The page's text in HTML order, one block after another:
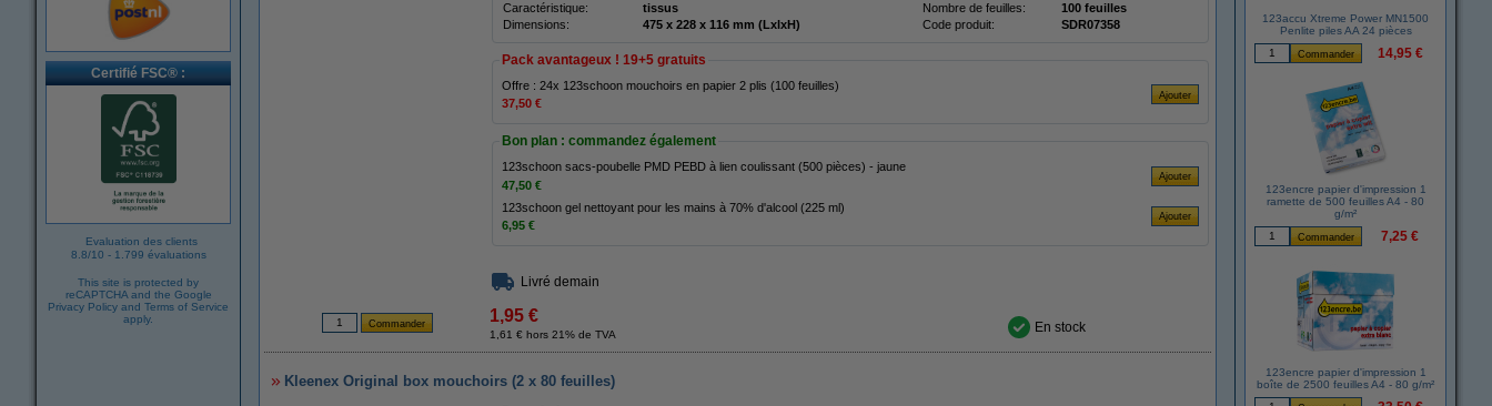
Certifié FSC® :
Evaluation des clients
8.8/10 - 1.799 évaluations
This site is protected by
reCAPTCHA and the Google
Privacy Policy and Terms of Service
apply.
Caractéristique:
tissus Nombre de feuilles:
100 feuilles
Dimensions:
475 x 228 x 116 mm (LxlxH) Code produit: SDR07358
Pack avantageux ! 19+5 gratuits
Offre : 24x 123schoon mouchoirs en papier 2 plis (100 feuilles)
37,50 €
Bon plan : commandez également
123schoon sacs-poubelle PMD PEBD à lien coulissant (500 pièces) - jaune
47,50 €
123schoon gel nettoyant pour les mains à 70% d'alcool (225 ml)
6,95 €
Livré demain
1,95 €
1,61 € hors 21% de TVA En stock
Kleenex Original box mouchoirs (2 x 80 feuilles)
123accu Xtreme Power MN1500
Penlite piles AA 24 pièces
14,95 €
123encre papier d'impression 1
ramette de 500 feuilles A4 - 80
g/m²
7,25 €
123encre papier d'impression 1
boîte de 2500 feuilles A4 - 80 g/m²